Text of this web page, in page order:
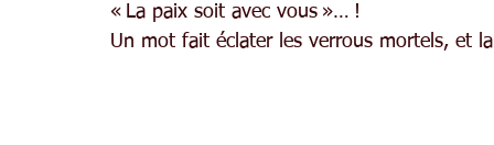
« La paix soit avec vous »… !
Un mot fait éclater les verrous mortels, et